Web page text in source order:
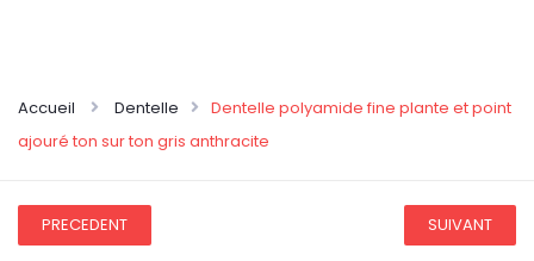
Accueil Dentelle
Dentelle polyamide fine plante et point
ajouré ton sur ton gris anthracite
PRECEDENT SUIVANT